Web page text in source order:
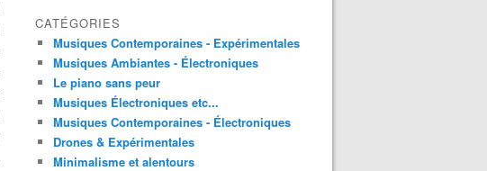
CATÉGORIES
Musiques Contemporaines - Expérimentales
Musiques Ambiantes - Électroniques
Le piano sans peur
Musiques Électroniques etc...
Musiques Contemporaines - Électroniques
Drones & Expérimentales
Minimalisme et alentours